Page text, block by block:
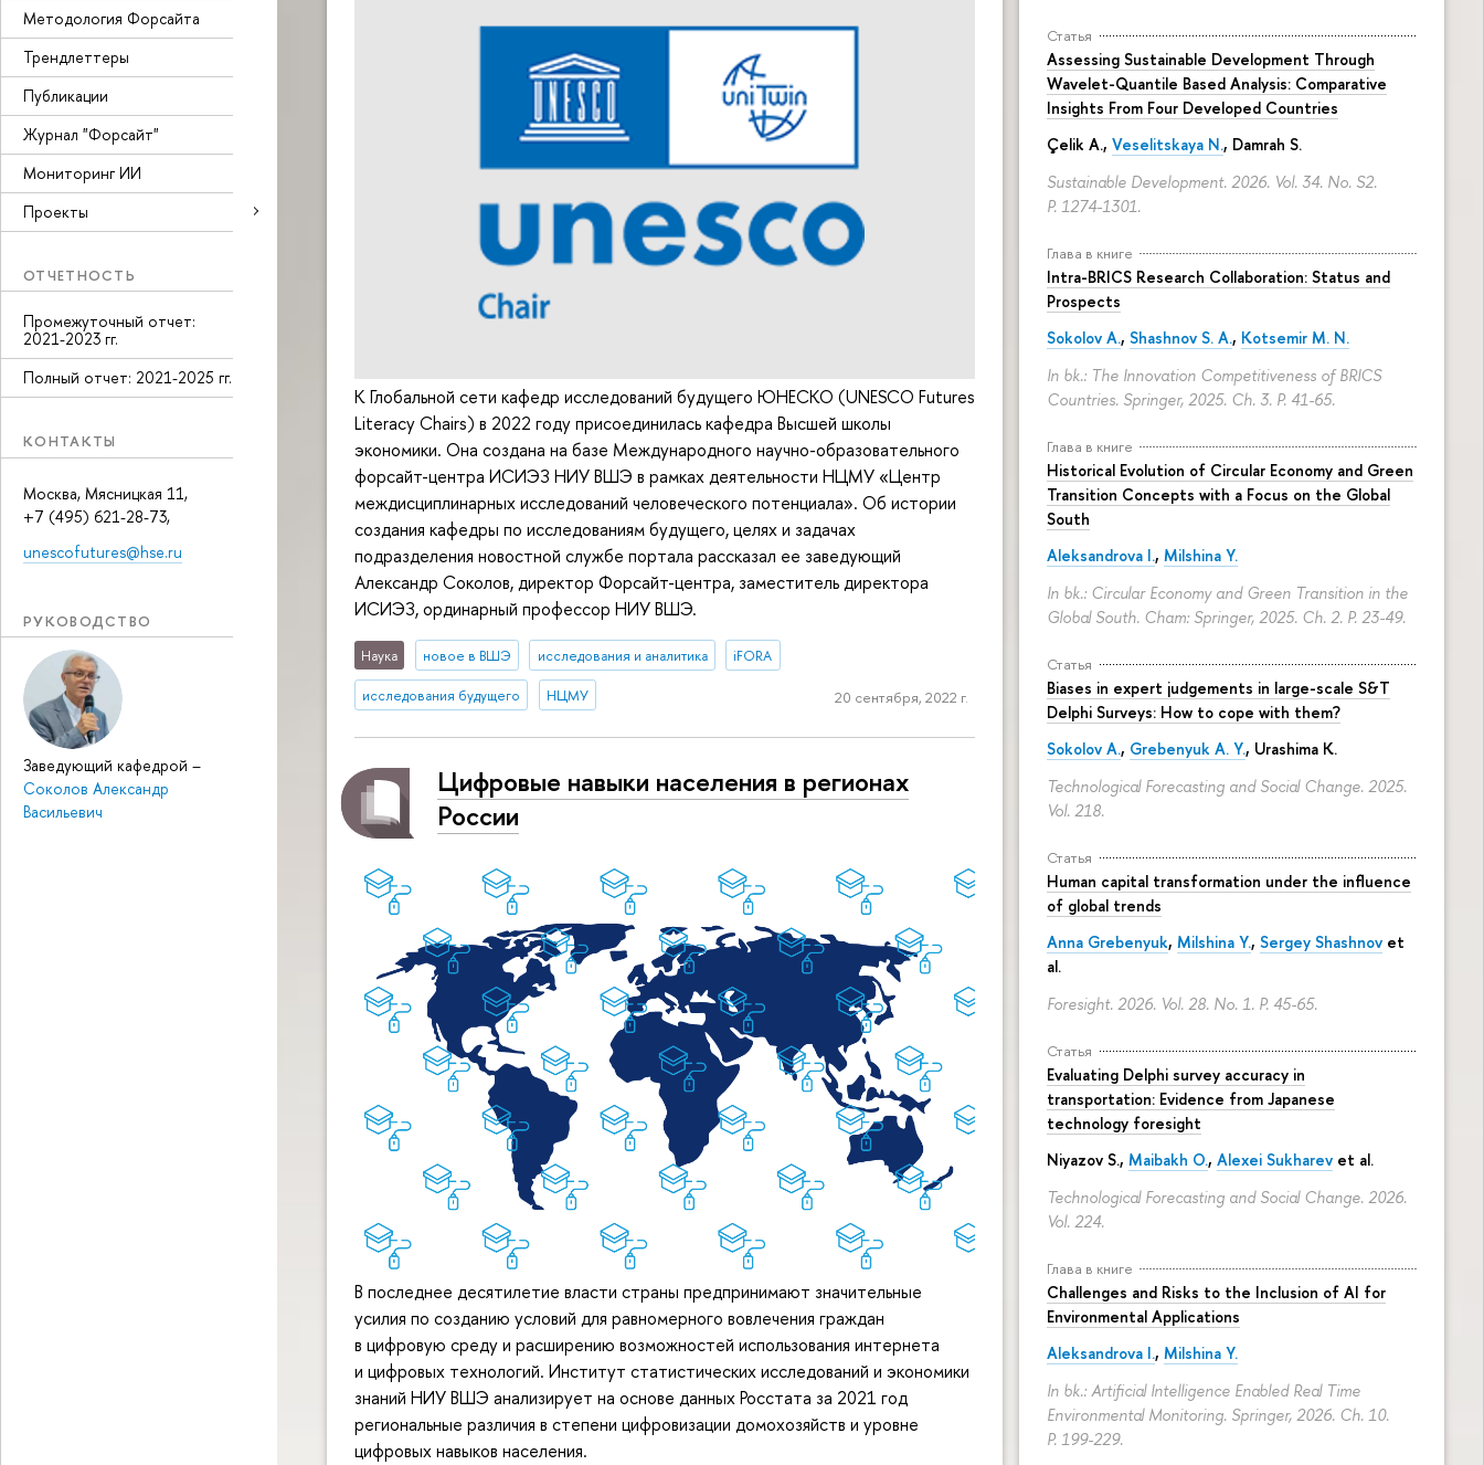
Методология Форсайта
Трендлеттеры
Публикации
Журнал "Форсайт"
Мониторинг ИИ
Проекты
ОТЧЕТНОСТЬ
Промежуточный отчет:
2021-2023 гг.
Полный отчет: 2021-2025 гг.
КОНТАКТЫ
Москва, Мясницкая 11,
+7 (495) 621-28-73,
unescofutures@hse.ru
РУКОВОДСТВО
Заведующий кафедрой –
Соколов Александр
Васильевич
Статья
Assessing Sustainable Development Through
Wavelet-Quantile Based Analysis: Comparative
Insights From Four Developed Countries
Çelik A., Veselitskaya N., Damrah S.
Sustainable Development. 2026. Vol. 34. No. S2.
P. 1274-1301.
Глава в книге
Intra-BRICS Research Collaboration: Status and
Prospects
Sokolov A., Shashnov S. A., Kotsemir M. N.
In bk.: The Innovation Competitiveness of BRICS
Countries. Springer, 2025. Ch. 3. P. 41-65.
Глава в книге
Historical Evolution of Circular Economy and Green
Transition Concepts with a Focus on the Global
South
Aleksandrova I., Milshina Y.
In bk.: Circular Economy and Green Transition in the
Global South. Cham: Springer, 2025. Ch. 2. P. 23-49.
Статья
Biases in expert judgements in large-scale S&T
Delphi Surveys: How to cope with them?
Sokolov A., Grebenyuk A. Y., Urashima K.
Technological Forecasting and Social Change. 2025.
Vol. 218.
Статья
Human capital transformation under the influence
of global trends
Anna Grebenyuk, Milshina Y., Sergey Shashnov et
al.
Foresight. 2026. Vol. 28. No. 1. P. 45-65.
Статья
Evaluating Delphi survey accuracy in
transportation: Evidence from Japanese
technology foresight
Niyazov S., Maibakh O., Alexei Sukharev et al.
Technological Forecasting and Social Change. 2026.
Vol. 224.
Глава в книге
Challenges and Risks to the Inclusion of AI for
Environmental Applications
Aleksandrova I., Milshina Y.
In bk.: Artificial Intelligence Enabled Real Time
Environmental Monitoring. Springer, 2026. Ch. 10.
P. 199-229.
К Глобальной сети кафедр исследований будущего ЮНЕСКО (UNESCO Futures
Literacy Chairs) в 2022 году присоединилась кафедра Высшей школы
экономики. Она создана на базе Международного научно-образовательного
форсайт-центра ИСИЭЗ НИУ ВШЭ в рамках деятельности НЦМУ «Центр
междисциплинарных исследований человеческого потенциала». Об истории
создания кафедры по исследованиям будущего, целях и задачах
подразделения новостной службе портала рассказал ее заведующий
Александр Соколов, директор Форсайт-центра, заместитель директора
ИСИЭЗ, ординарный профессор НИУ ВШЭ.
Наука новое в ВШЭ исследования и аналитика iFORA
исследования будущего НЦМУ 20 сентября, 2022 г.
Цифровые навыки населения в регионах
России
В последнее десятилетие власти страны предпринимают значительные
усилия по созданию условий для равномерного вовлечения граждан
в цифровую среду и расширению возможностей использования интернета
и цифровых технологий. Институт статистических исследований и экономики
знаний НИУ ВШЭ анализирует на основе данных Росстата за 2021 год
региональные различия в степени цифровизации домохозяйств и уровне
цифровых навыков населения.